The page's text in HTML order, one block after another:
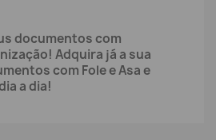
documentos com
Adquira já a sua
com Fole e Asa e
a dia!